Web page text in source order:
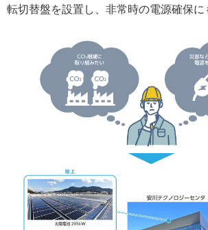
転切替盤を設置し、非常時の電源確保に